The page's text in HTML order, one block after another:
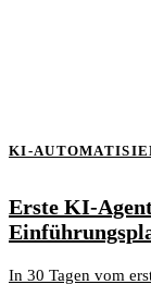
KI-
Erste KI-
In 30 Tagen vom